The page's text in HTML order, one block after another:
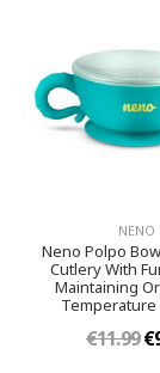
NENO
Neno Polpo
Cutlery With
Maintaining
Temperature
€11.99